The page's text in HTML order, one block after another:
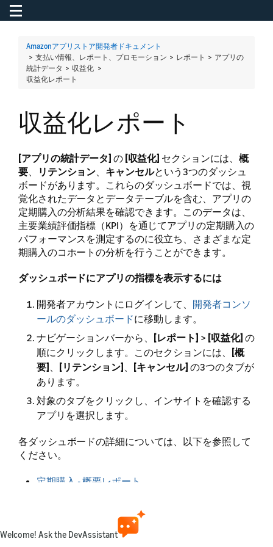
Toggle navigation
Amazonアプリストア開発者ドキュメント
> 支払い情報、レポート、プロモーション > レポート > アプリの
統計データ > 収益化 >
収益化レポート
収益化レポート
[アプリの統計データ] の [収益化] セクションには、概
要、 リテンション、 キャンセルという3つのダッシュ
ボードがあります。これらのダッシュボードでは、視
覚化されたデータとデータテーブルを含む、アプリの
定期購入の分析結果を確認できます。このデータは、
主要業績評価指標（KPI）を通じてアプリの定期購入の
パフォーマンスを測定するのに役立ち、さまざまな定
期購入のコホートの分析を行うことができます。
ダッシュボードにアプリの指標を表示するには
開発者アカウントにログインして、 開発者コンソ
ールのダッシュボードに移動します。
ナビゲーションバーから、
[レポート] > [収益化] の
順にクリックします。このセクションには、
[概
要] 、 [リテンション] 、 [キャンセル] の3つのタブが
あります。
対象のタブをクリックし、インサイトを確認する
アプリを選択します。
各ダッシュボードの詳細については、以下を参照して
ください。
定期購入 - 概要レポート
キャンセルレポート
Welcome! Ask the DevAssistant